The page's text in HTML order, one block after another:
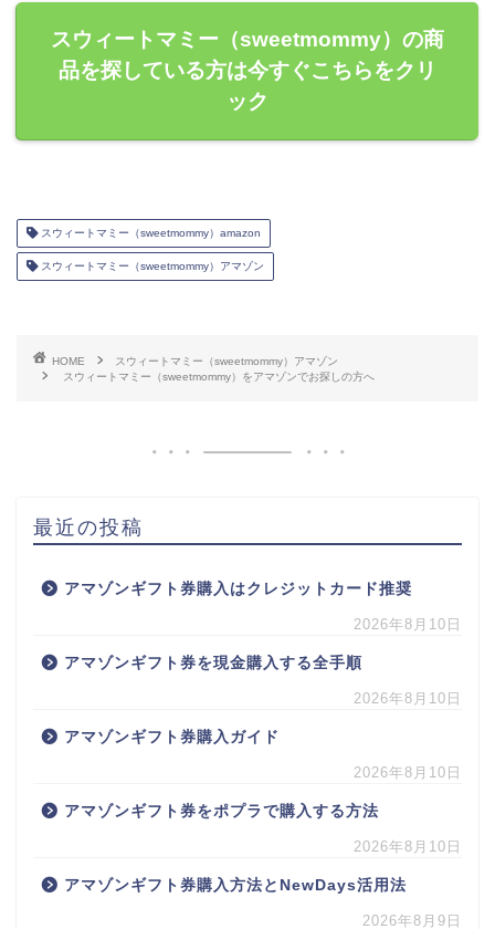
スウィートマミー（sweetmommy）の商
品を探している方は今すぐこちらをクリ
ック
スウィートマミー（sweetmommy）amazon
スウィートマミー（sweetmommy）アマゾン
HOME
スウィートマミー（sweetmommy）アマゾン
スウィートマミー（sweetmommy）をアマゾンでお探しの方へ
最近の投稿
アマゾンギフト券購入はクレジットカード推奨
2026年8月10日
アマゾンギフト券を現金購入する全手順
2026年8月10日
アマゾンギフト券購入ガイド
2026年8月10日
アマゾンギフト券をポプラで購入する方法
2026年8月10日
アマゾンギフト券購入方法とNewDays活用法
2026年8月9日